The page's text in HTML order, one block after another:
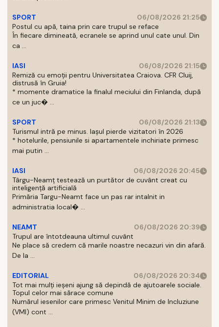
SPORT
06/08/2026 21:25
Postul cu apă, taina prin care trupul se reface
În fiecare dimineată, ecranele se aprind unul cate unul. Din
ca ...
IASI
06/08/2026 21:15
Remiză cu emoții pentru Universitatea Craiova. CFR Cluij,
distrusă în Gruia!
* momente dramatice la finalul meciului din Finlanda, după
ce un juc� ...
SPORT
06/08/2026 21:13
Turismul intră pe minus. Iașul pierde vizitatori în 2026
* hotelurile, pensiunile si apartamentele inchiriate primesc
mai putin ...
IASI
06/08/2026 20:45
Târgu-Neamț testează un purtător de cuvânt creat cu
inteligență artificială
Primăria Targu-Neamt face un pas rar intalnit in
administratia local� ...
NEAMT
06/08/2026 20:39
Trupul are întotdeauna ultimul cuvânt
Ne place să credem că marile noastre necazuri vin din afară.
De la ...
EDITORIAL
06/08/2026 20:34
Tot mai mulți ieșeni ajung să depindă de ajutoarele sociale.
Topul celor mai sărace comune
Numărul iesenilor care primesc Venitul Minim de Incluziune
(VMI) cont ...